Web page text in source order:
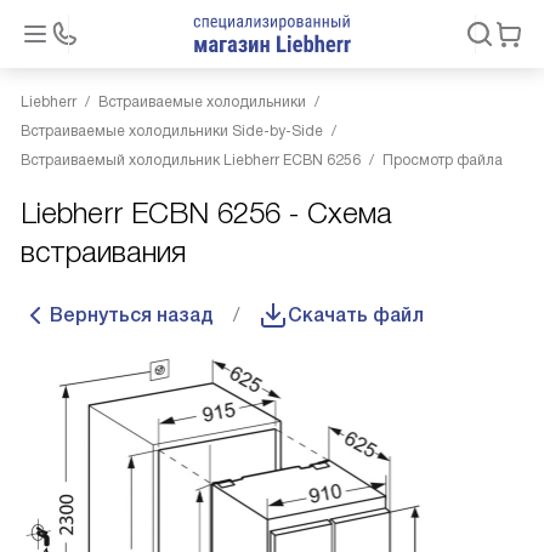
Liebherr
Встраиваемые холодильники
Встраиваемые холодильники Side-by-Side
Встраиваемый холодильник Liebherr ECBN 6256
Просмотр файла
Liebherr ECBN 6256 - Схема
встраивания
Вернуться назад Скачать файл